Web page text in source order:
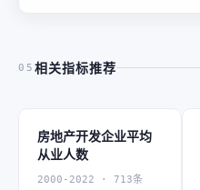
05 相关指标推荐
房地产开发企业平均
从业人数
2000-2022 · 713条